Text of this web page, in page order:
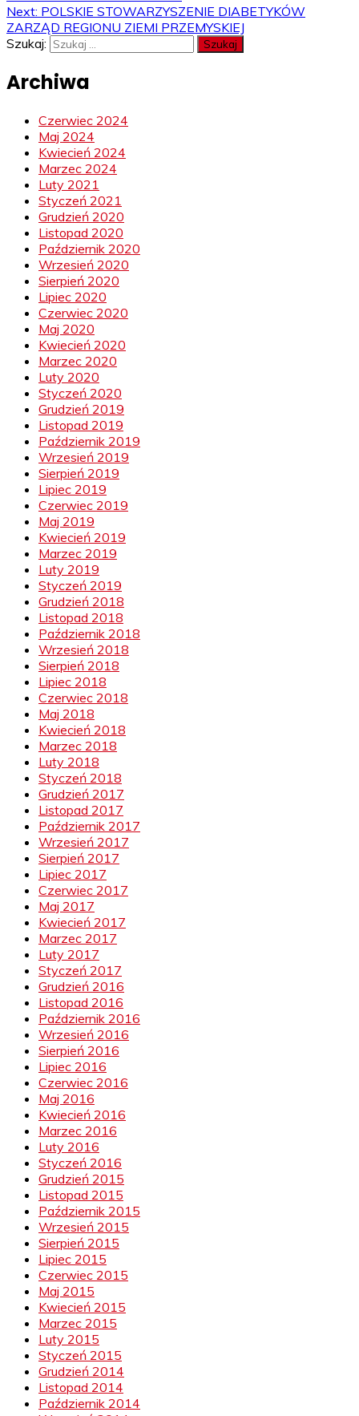
Next: POLSKIE STOWARZYSZENIE DIABETYKÓW
ZARZĄD REGIONU ZIEMI PRZEMYSKIEJ
Szukaj:
Archiwa
Czerwiec 2024
Maj 2024
Kwiecień 2024
Marzec 2024
Luty 2021
Styczeń 2021
Grudzień 2020
Listopad 2020
Październik 2020
Wrzesień 2020
Sierpień 2020
Lipiec 2020
Czerwiec 2020
Maj 2020
Kwiecień 2020
Marzec 2020
Luty 2020
Styczeń 2020
Grudzień 2019
Listopad 2019
Październik 2019
Wrzesień 2019
Sierpień 2019
Lipiec 2019
Czerwiec 2019
Maj 2019
Kwiecień 2019
Marzec 2019
Luty 2019
Styczeń 2019
Grudzień 2018
Listopad 2018
Październik 2018
Wrzesień 2018
Sierpień 2018
Lipiec 2018
Czerwiec 2018
Maj 2018
Kwiecień 2018
Marzec 2018
Luty 2018
Styczeń 2018
Grudzień 2017
Listopad 2017
Październik 2017
Wrzesień 2017
Sierpień 2017
Lipiec 2017
Czerwiec 2017
Maj 2017
Kwiecień 2017
Marzec 2017
Luty 2017
Styczeń 2017
Grudzień 2016
Listopad 2016
Październik 2016
Wrzesień 2016
Sierpień 2016
Lipiec 2016
Czerwiec 2016
Maj 2016
Kwiecień 2016
Marzec 2016
Luty 2016
Styczeń 2016
Grudzień 2015
Listopad 2015
Październik 2015
Wrzesień 2015
Sierpień 2015
Lipiec 2015
Czerwiec 2015
Maj 2015
Kwiecień 2015
Marzec 2015
Luty 2015
Styczeń 2015
Grudzień 2014
Listopad 2014
Październik 2014